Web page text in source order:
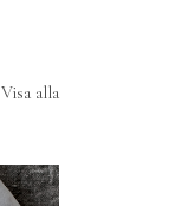
Visa alla